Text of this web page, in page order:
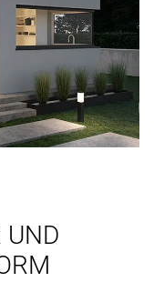
UND